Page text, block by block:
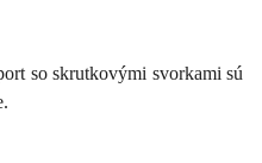
so skrutkovými svorkami sú